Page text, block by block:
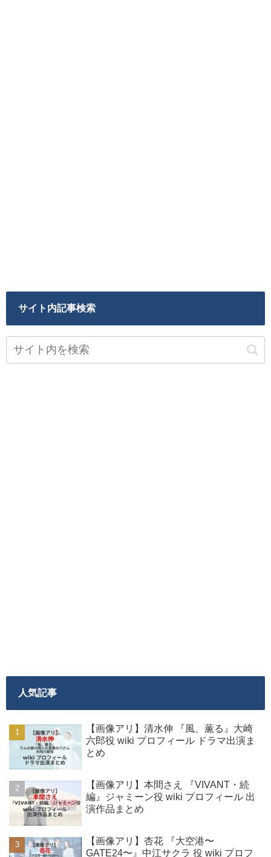
サイト内記事検索
人気記事
【画像アリ】清水伸 『風、薫る』大崎
六郎役 wiki プロフィール ドラマ出演ま
とめ
【画像アリ】本間さえ 『VIVANT・続
編』ジャミーン役 wiki プロフィール 出
演作品まとめ
【画像アリ】杏花 『大空港〜
GATE24〜』中江サクラ 役 wiki プロフ